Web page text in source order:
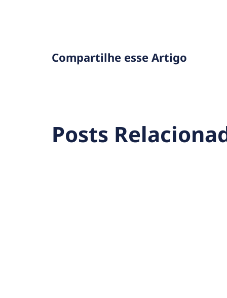
Compartilhe esse Artigo
Posts